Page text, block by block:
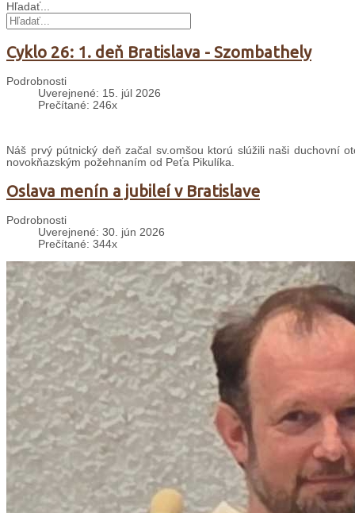
Hľadať...
Cyklo 26: 1. deň Bratislava - Szombathely
Podrobnosti
Uverejnené: 15. júl 2026
Prečítané: 246x
Náš prvý pútnický deň začal sv.omšou ktorú slúžili naši duchovní
novokňazským požehnaním od Peťa Pikulíka.
Oslava menín a jubileí v Bratislave
Podrobnosti
Uverejnené: 30. jún 2026
Prečítané: 344x